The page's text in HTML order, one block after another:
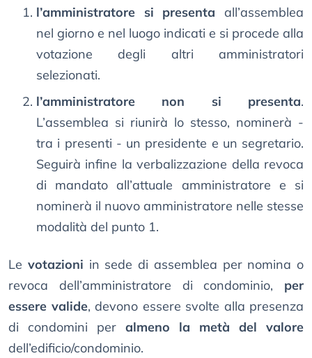
l’amministratore si presenta all’assemblea
nel giorno e nel luogo indicati e si procede alla
votazione degli altri amministratori
selezionati.
l’amministratore non si presenta.
L’assemblea si riunirà lo stesso, nominerà -
tra i presenti - un presidente e un segretario.
Seguirà infine la verbalizzazione della revoca
di mandato all’attuale amministratore e si
nominerà il nuovo amministratore nelle stesse
modalità del punto 1.
Le votazioni in sede di assemblea per nomina o
revoca dell’amministratore di condominio, per
essere valide, devono essere svolte alla presenza
di condomini per almeno la metà del valore
dell’edificio/condominio.